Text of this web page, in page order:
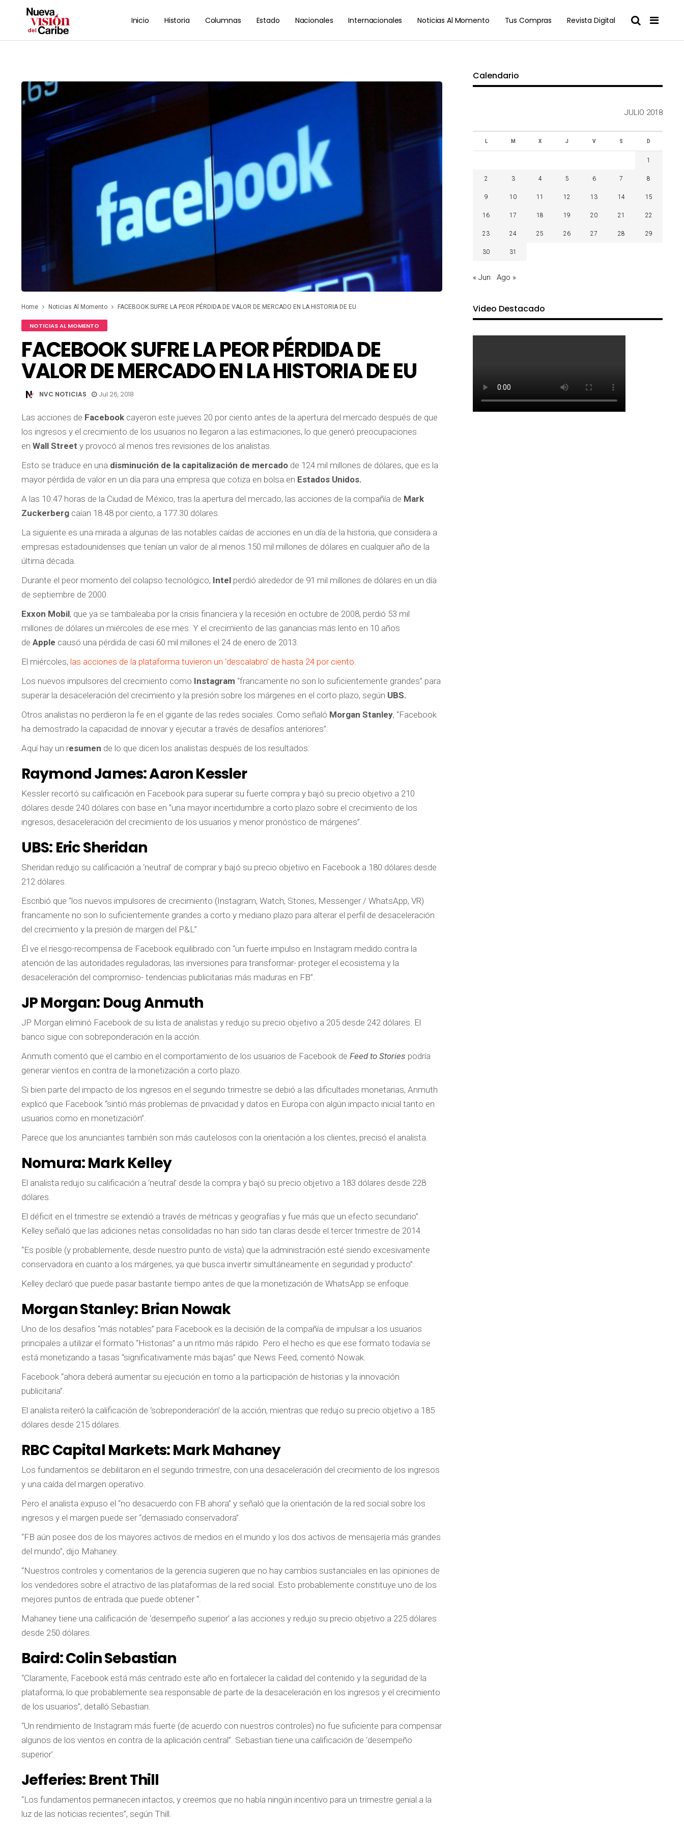
Inicio Historia Columnas Estado Nacionales Internacionales Noticias Al Momento Tus Compras Revista Digital
Home Noticias Al Momento FACEBOOK SUFRE LA PEOR PÉRDIDA DE VALOR DE MERCADO EN LA HISTORIA DE EU
NOTICIAS AL MOMENTO
FACEBOOK SUFRE LA PEOR PÉRDIDA DE
VALOR DE MERCADO EN LA HISTORIA DE EU
NVC NOTICIAS Jul 26, 2018
Las acciones de Facebook cayeron este jueves 20 por ciento antes de la apertura del mercado después de que
los ingresos y el crecimiento de los usuarios no llegaron a las estimaciones, lo que generó preocupaciones
en Wall Street y provocó al menos tres revisiones de los analistas.
Esto se traduce en una disminución de la capitalización de mercado de 124 mil millones de dólares, que es la
mayor pérdida de valor en un día para una empresa que cotiza en bolsa en Estados Unidos.
A las 10:47 horas de la Ciudad de México, tras la apertura del mercado, las acciones de la compañía de Mark
Zuckerberg caían 18.48 por ciento, a 177.30 dólares.
La siguiente es una mirada a algunas de las notables caídas de acciones en un día de la historia, que considera a
empresas estadounidenses que tenían un valor de al menos 150 mil millones de dólares en cualquier año de la
última década.
Durante el peor momento del colapso tecnológico, Intel perdió alrededor de 91 mil millones de dólares en un día
de septiembre de 2000.
Exxon Mobil, que ya se tambaleaba por la crisis financiera y la recesión en octubre de 2008, perdió 53 mil
millones de dólares un miércoles de ese mes. Y el crecimiento de las ganancias más lento en 10 años
de Apple causó una pérdida de casi 60 mil millones el 24 de enero de 2013.
El miércoles, las acciones de la plataforma tuvieron un ‘descalabro’ de hasta 24 por ciento.
Los nuevos impulsores del crecimiento como Instagram “francamente no son lo suficientemente grandes” para
superar la desaceleración del crecimiento y la presión sobre los márgenes en el corto plazo, según UBS.
Otros analistas no perdieron la fe en el gigante de las redes sociales. Como señaló Morgan Stanley, “Facebook
ha demostrado la capacidad de innovar y ejecutar a través de desafíos anteriores”.
Aquí hay un resumen de lo que dicen los analistas después de los resultados:
Raymond James:Aaron Kessler
Kessler recortó su calificación en Facebook para superar su fuerte compra y bajó su precio objetivo a 210
dólares desde 240 dólares con base en “una mayor incertidumbre a corto plazo sobre el crecimiento de los
ingresos, desaceleración del crecimiento de los usuarios y menor pronóstico de márgenes”.
UBS: Eric Sheridan
Sheridan redujo su calificación a ‘neutral’ de comprar y bajó su precio objetivo en Facebook a 180 dólares desde
212 dólares.
Escribió que “los nuevos impulsores de crecimiento (Instagram, Watch, Stories, Messenger / WhatsApp, VR)
francamente no son lo suficientemente grandes a corto y mediano plazo para alterar el perfil de desaceleración
del crecimiento y la presión de margen del P&L”.
Él ve el riesgo-recompensa de Facebook equilibrado con “un fuerte impulso en Instagram medido contra la
atención de las autoridades reguladoras, las inversiones para transformar- proteger el ecosistema y la
desaceleración del compromiso- tendencias publicitarias más maduras en FB”.
JP Morgan: Doug Anmuth
JP Morgan eliminó Facebook de su lista de analistas y redujo su precio objetivo a 205 desde 242 dólares. El
banco sigue con sobreponderación en la acción.
Anmuth comentó que el cambio en el comportamiento de los usuarios de Facebook de Feed to Stories podría
generar vientos en contra de la monetización a corto plazo.
Si bien parte del impacto de los ingresos en el segundo trimestre se debió a las dificultades monetarias, Anmuth
explicó que Facebook “sintió más problemas de privacidad y datos en Europa con algún impacto inicial tanto en
usuarios como en monetización”.
Parece que los anunciantes también son más cautelosos con la orientación a los clientes, precisó el analista.
Nomura:Mark Kelley
El analista redujo su calificación a ‘neutral’ desde la compra y bajó su precio objetivo a 183 dólares desde 228
dólares.
El déficit en el trimestre se extendió a través de métricas y geografías y fue más que un efecto secundario”.
Kelley señaló que las adiciones netas consolidadas no han sido tan claras desde el tercer trimestre de 2014.
“Es posible (y probablemente, desde nuestro punto de vista) que la administración esté siendo excesivamente
conservadora en cuanto a los márgenes, ya que busca invertir simultáneamente en seguridad y producto”.
Kelley declaró que puede pasar bastante tiempo antes de que la monetización de WhatsApp se enfoque.
Morgan Stanley: Brian Nowak
Uno de los desafíos “más notables” para Facebook es la decisión de la compañía de impulsar a los usuarios
principales a utilizar el formato “Historias” a un ritmo más rápido. Pero el hecho es que ese formato todavía se
está monetizando a tasas “significativamente más bajas” que News Feed, comentó Nowak.
Facebook “ahora deberá aumentar su ejecución en torno a la participación de historias y la innovación
publicitaria”.
El analista reiteró la calificación de ‘sobreponderación’ de la acción, mientras que redujo su precio objetivo a 185
dólares desde 215 dólares.
RBC Capital Markets:Mark Mahaney
Los fundamentos se debilitaron en el segundo trimestre, con una desaceleración del crecimiento de los ingresos
y una caída del margen operativo.
Pero el analista expuso el “no desacuerdo con FB ahora” y señaló que la orientación de la red social sobre los
ingresos y el margen puede ser “demasiado conservadora”.
“FB aún posee dos de los mayores activos de medios en el mundo y los dos activos de mensajería más grandes
del mundo”, dijo Mahaney.
“Nuestros controles y comentarios de la gerencia sugieren que no hay cambios sustanciales en las opiniones de
los vendedores sobre el atractivo de las plataformas de la red social. Esto probablemente constituye uno de los
mejores puntos de entrada que puede obtener “.
Mahaney tiene una calificación de ‘desempeño superior’ a las acciones y redujo su precio objetivo a 225 dólares
desde 250 dólares.
Baird:Colin Sebastian
“Claramente, Facebook está más centrado este año en fortalecer la calidad del contenido y la seguridad de la
plataforma, lo que probablemente sea responsable de parte de la desaceleración en los ingresos y el crecimiento
de los usuarios”, detalló Sebastian.
“Un rendimiento de Instagram más fuerte (de acuerdo con nuestros controles) no fue suficiente para compensar
algunos de los vientos en contra de la aplicación central”. Sebastian tiene una calificación de ‘desempeño
superior’.
Jefferies: Brent Thill
“Los fundamentos permanecen intactos, y creemos que no había ningún incentivo para un trimestre genial a la
luz de las noticias recientes”, según Thill.
Calendario
JULIO 2018
L M X J V S D
1
2 3 4 5 6 7 8
9 10 11 12 13 14 15
16 17 18 19 20 21 22
23 24 25 26 27 28 29
30 31
« Jun Ago »
Video Destacado